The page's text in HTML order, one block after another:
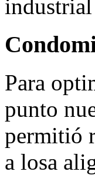
industrial
Para
punto
permitió
a losa